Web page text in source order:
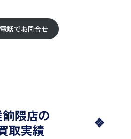
話でお問合せ
隈店の
取実績